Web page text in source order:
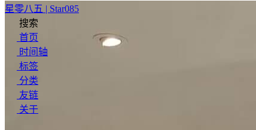
星零八五 | Star085
搜索
首页
时间轴
标签
分类
友链
关于